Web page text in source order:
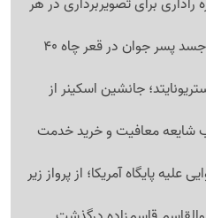
مرگ در صحرای جلالی؛ کشف جسد پسر جوان در قعر چاه 40
جانشین اسکینر از
شایعه معافیت و خرید خدمت
پایگاه آمریکا؛ از پرواز زیر